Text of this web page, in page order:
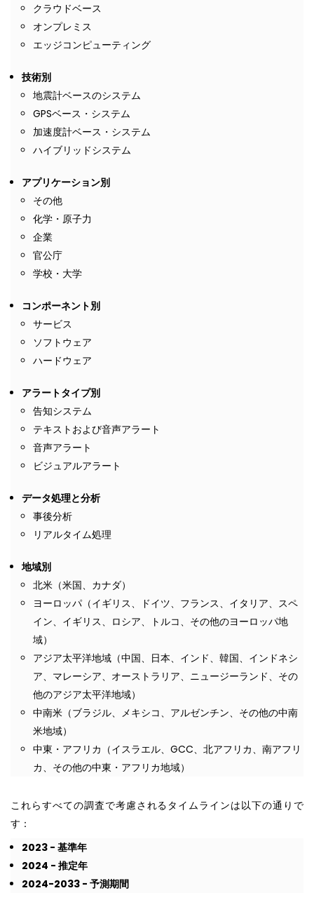
クラウドベース
オンプレミス
エッジコンピューティング
技術別
地震計ベースのシステム
GPSベース・システム
加速度計ベース・システム
ハイブリッドシステム
アプリケーション別
その他
化学・原子力
企業
官公庁
学校・大学
コンポーネント別
サービス
ソフトウェア
ハードウェア
アラートタイプ別
告知システム
テキストおよび音声アラート
音声アラート
ビジュアルアラート
データ処理と分析
事後分析
リアルタイム処理
地域別
北米（米国、カナダ）
ヨーロッパ（イギリス、ドイツ、フランス、イタリア、スペ
イン、イギリス、ロシア、トルコ、その他のヨーロッパ地
域）
アジア太平洋地域（中国、日本、インド、韓国、インドネシ
ア、マレーシア、オーストラリア、ニュージーランド、その
他のアジア太平洋地域）
中南米（ブラジル、メキシコ、アルゼンチン、その他の中南
米地域）
中東・アフリカ（イスラエル、GCC、北アフリカ、南アフリ
カ、その他の中東・アフリカ地域）
これらすべての調査で考慮されるタイムラインは以下の通りで
す：
2023 - 基準年
2024 - 推定年
2024-2033 - 予測期間